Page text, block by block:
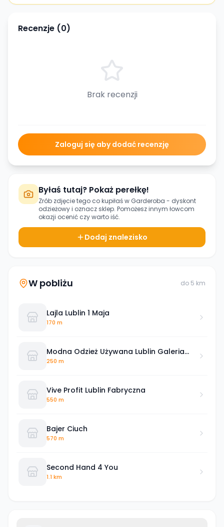
Recenzje (0)
Brak recenzji
Zaloguj się aby dodać recenzję
Byłaś tutaj? Pokaż perełkę!
Zrób zdjęcie tego co kupiłaś w Garderoba - dyskont
odzieżowyi oznacz sklep. Pomożesz innym łowcom
okazji ocenić czy warto iść.
Dodaj znalezisko
W pobliżu do 5 km
Lajla Lublin 1 Maja
170 m
Modna Odzież Używana Lublin Galeria
Wolska
250 m
Vive Profit Lublin Fabryczna
550 m
Bajer Ciuch
570 m
Second Hand 4 You
1.1 km